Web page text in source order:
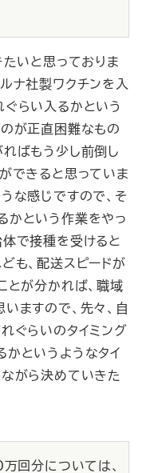
たいと思っておりま
ナ社製ワクチンを入
らい入るかという
が正直困難なもの
ばもう少し前倒し
できると思っていま
な感じですので、そ
かという作業をやっ
で接種を受けると
も、配送スピードが
とが分かれば、職域
ますので、先々、自
ぐらいのタイミング
というようなタイ
がら決めていきた
回分については、